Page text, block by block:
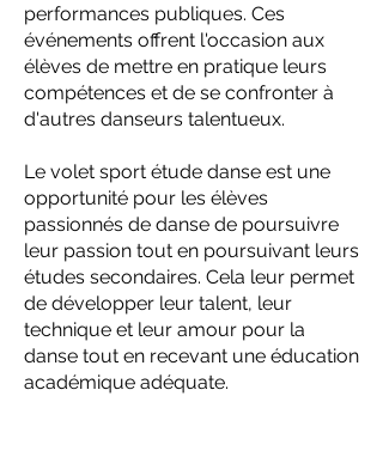
performances publiques. Ces
événements offrent l'occasion aux
élèves de mettre en pratique leurs
compétences et de se confronter à
d'autres danseurs talentueux.
Le volet sport étude danse est une
opportunité pour les élèves
passionnés de danse de poursuivre
leur passion tout en poursuivant leurs
études secondaires. Cela leur permet
de développer leur talent, leur
technique et leur amour pour la
danse tout en recevant une éducation
académique adéquate.